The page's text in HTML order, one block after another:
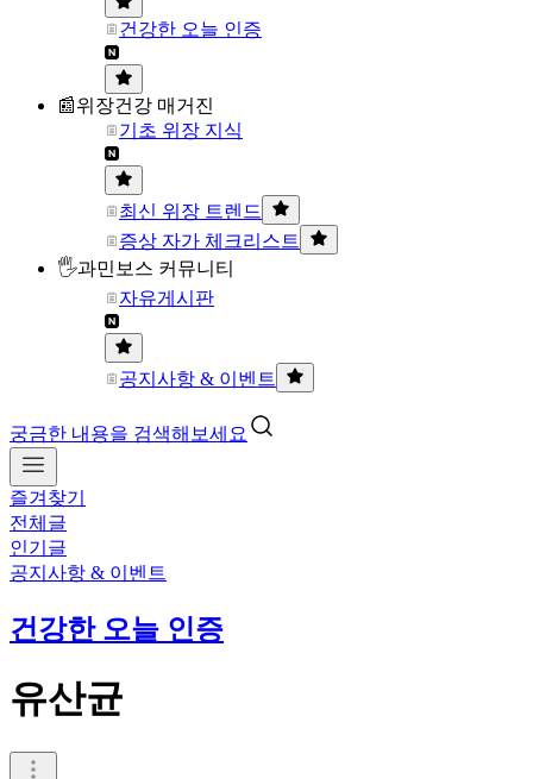
건강한 오늘 인증
📰위장건강 매거진
기초 위장 지식
최신 위장 트렌드
증상 자가 체크리스트
🖐과민보스 커뮤니티
자유게시판
공지사항 & 이벤트
궁금한 내용을 검색해보세요
즐겨찾기
전체글
인기글
공지사항 & 이벤트
건강한 오늘 인증
유산균